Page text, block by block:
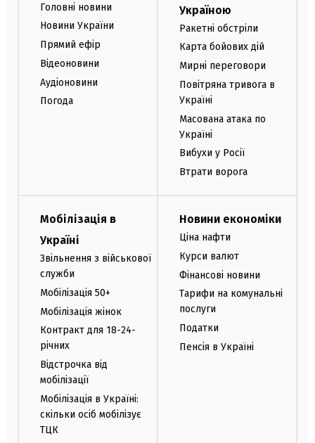
Головні новини
Новини України
Прямий ефір
Відеоновини
Аудіоновини
Погода
Україною
Ракетні обстріли
Карта бойових дій
Мирні переговори
Повітряна тривога в
Україні
Масована атака по
Україні
Вибухи у Росії
Втрати ворога
Мобілізація в
Україні
Звільнення з військової
служби
Мобілізація 50+
Мобілізація жінок
Контракт для 18-24-
річних
Відстрочка від
мобілізації
Мобілізація в Україні:
скільки осіб мобілізує
ТЦК
Новини економіки
Ціна нафти
Курси валют
Фінансові новини
Тарифи на комунальні
послуги
Податки
Пенсія в Україні